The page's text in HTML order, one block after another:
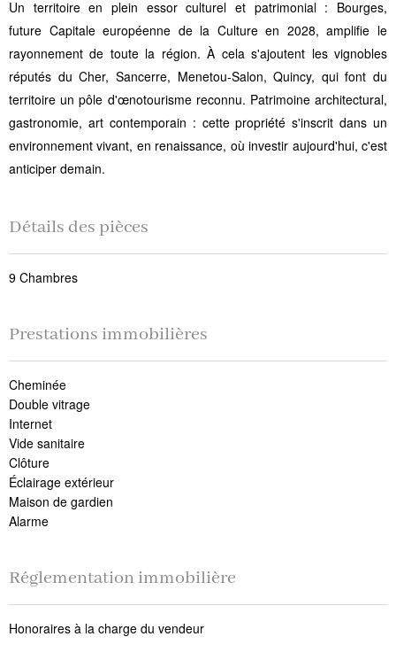
Un territoire en plein essor culturel et patrimonial : Bourges,
future Capitale européenne de la Culture en 2028, amplifie le
rayonnement de toute la région. À cela s'ajoutent les vignobles
réputés du Cher, Sancerre, Menetou-Salon, Quincy, qui font du
territoire un pôle d'œnotourisme reconnu. Patrimoine architectural,
gastronomie, art contemporain : cette propriété s'inscrit dans un
environnement vivant, en renaissance, où investir aujourd'hui, c'est
anticiper demain.
Détails des pièces
9 Chambres
Prestations immobilières
Cheminée
Double vitrage
Internet
Vide sanitaire
Clôture
Éclairage extérieur
Maison de gardien
Alarme
Réglementation immobilière
Honoraires à la charge du vendeur